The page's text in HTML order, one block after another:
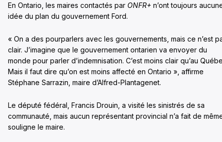
En Ontario, les maires contactés par ONFR+ n’ont toujours
idée du plan du gouvernement Ford.
« On a des pourparlers avec les gouvernements, mais ce n’est
clair. J’imagine que le gouvernement ontarien va envoyer du
monde pour parler d’indemnisation. C’est moins clair qu’au
Mais il faut dire qu’on est moins affecté en Ontario », affirme
Stéphane Sarrazin, maire d’Alfred-Plantagenet.
Le député fédéral, Francis Drouin, a visité les sinistrés de sa
communauté, mais aucun représentant provincial n’a fait de
souligne le maire.